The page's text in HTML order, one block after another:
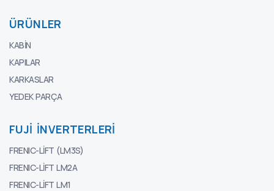
ÜRÜNLER
KABIN
KAPILAR
KARKASLAR
YEDEK PARÇA
FUJI İNVERTERLERI
FRENIC-LIFT (LM3S)
FRENIC-LIFT LM2A
FRENIC-LIFT LM1